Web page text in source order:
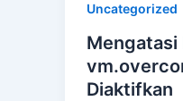
Uncategorized
Mengatasi
Diaktifkan